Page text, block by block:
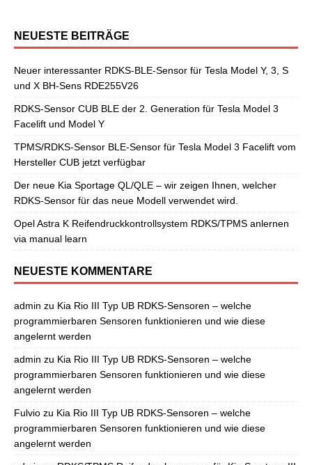
NEUESTE BEITRÄGE
Neuer interessanter RDKS-BLE-Sensor für Tesla Model Y, 3, S
und X BH-Sens RDE255V26
RDKS-Sensor CUB BLE der 2. Generation für Tesla Model 3
Facelift und Model Y
TPMS/RDKS-Sensor BLE-Sensor für Tesla Model 3 Facelift vom
Hersteller CUB jetzt verfügbar
Der neue Kia Sportage QL/QLE – wir zeigen Ihnen, welcher
RDKS-Sensor für das neue Modell verwendet wird.
Opel Astra K Reifendruckkontrollsystem RDKS/TPMS anlernen
via manual learn
NEUESTE KOMMENTARE
admin zu Kia Rio III Typ UB RDKS-Sensoren – welche
programmierbaren Sensoren funktionieren und wie diese
angelernt werden
admin zu Kia Rio III Typ UB RDKS-Sensoren – welche
programmierbaren Sensoren funktionieren und wie diese
angelernt werden
Fulvio zu Kia Rio III Typ UB RDKS-Sensoren – welche
programmierbaren Sensoren funktionieren und wie diese
angelernt werden